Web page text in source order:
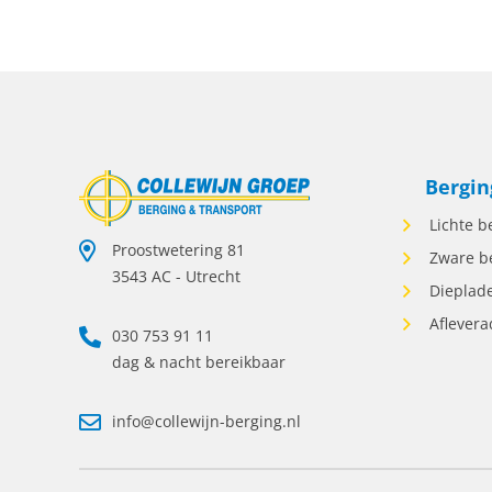
Proostwetering 81
3543 AC - Utrecht
030 753 91 11
dag & nacht bereikbaar
info@collewijn-berging.nl
Lichte
Zware